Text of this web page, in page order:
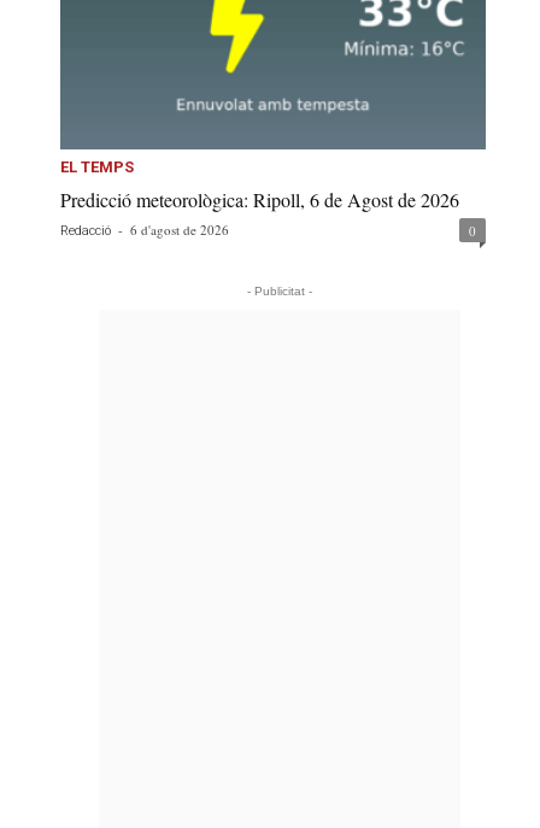
EL TEMPS
Predicció meteorològica: Ripoll, 6 de Agost de 2026
Redacció - 6 d'agost de 2026 0
- Publicitat -